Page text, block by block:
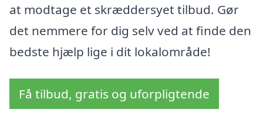
at modtage et skræddersyet tilbud. Gør
det nemmere for dig selv ved at finde den
bedste hjælp lige i dit lokalområde!
Få tilbud, gratis og uforpligtende